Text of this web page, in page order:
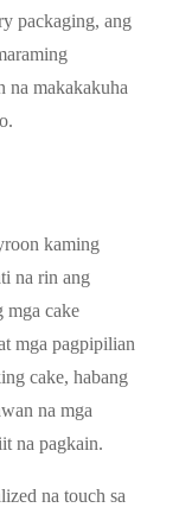
packaging, ang
na makakakuha
kaming
na rin ang
mga cake
mga pagpipilian
cake, habang
na mga
na pagkain.
na touch sa